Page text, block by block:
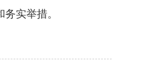
实举措。